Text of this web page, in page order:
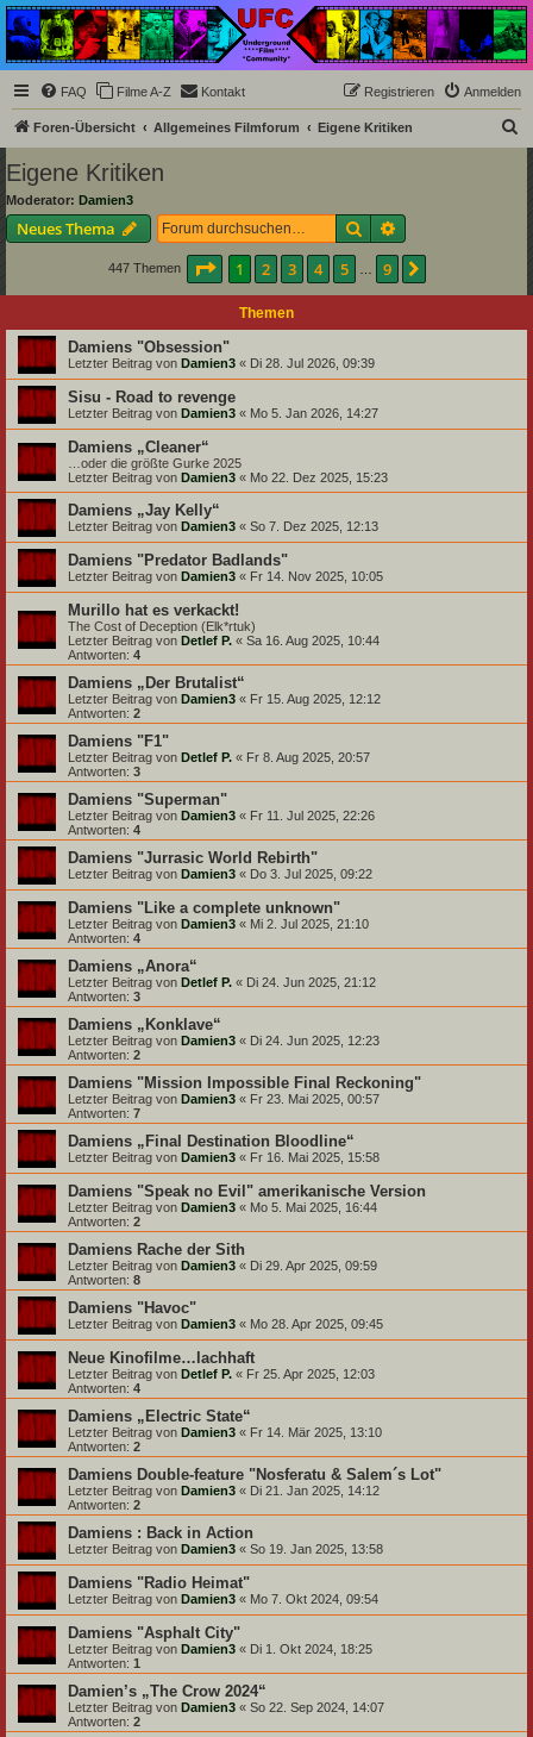
Underground Film
Community
Die Underground Film Community ist ein deutschsprachiges Filmforum und ein Paradies
für Cineasten und Filmsüchtige jenseits des Mainstreams.
FAQ Filme A-Z Kontakt Anmelden
Registrieren
Foren-Übersicht Allgemeines Filmforum Eigene Kritiken
Eigene Kritiken
Moderator: Damien3
Neues Thema Suche
447 Themen Seite 1von
1 2 3 4 5 9
Themen
Damiens "Obsession"
Letzter Beitrag von Damien3 « Di 28. Jul 2026, 09:39
Sisu - Road to revenge
Letzter Beitrag von Damien3 « Mo 5. Jan 2026, 14:27
Damiens „Cleaner“
…oder die größte Gurke 2025
Letzter Beitrag von Damien3 « Mo 22. Dez 2025, 15:23
Damiens „Jay Kelly“
Letzter Beitrag von Damien3 « So 7. Dez 2025, 12:13
Damiens "Predator Badlands"
Letzter Beitrag von Damien3 « Fr 14. Nov 2025, 10:05
Murillo hat es verkackt!
The Cost of Deception (Elk*rtuk)
Letzter Beitrag von Detlef P. « Sa 16. Aug 2025, 10:44
Antworten: 4
Damiens „Der Brutalist“
Letzter Beitrag von Damien3 « Fr 15. Aug 2025, 12:12
Antworten: 2
Damiens "F1"
Letzter Beitrag von Detlef P. « Fr 8. Aug 2025, 20:57
Antworten: 3
Damiens "Superman"
Letzter Beitrag von Damien3 « Fr 11. Jul 2025, 22:26
Antworten: 4
Damiens "Jurrasic World Rebirth"
Letzter Beitrag von Damien3 « Do 3. Jul 2025, 09:22
Damiens "Like a complete unknown"
Letzter Beitrag von Damien3 « Mi 2. Jul 2025, 21:10
Antworten: 4
Damiens „Anora“
Letzter Beitrag von Detlef P. « Di 24. Jun 2025, 21:12
Antworten: 3
Damiens „Konklave“
Letzter Beitrag von Damien3 « Di 24. Jun 2025, 12:23
Antworten: 2
Damiens "Mission Impossible Final Reckoning"
Letzter Beitrag von Damien3 « Fr 23. Mai 2025, 00:57
Antworten: 7
Damiens „Final Destination Bloodline“
Letzter Beitrag von Damien3 « Fr 16. Mai 2025, 15:58
Damiens "Speak no Evil" amerikanische Version
Letzter Beitrag von Damien3 « Mo 5. Mai 2025, 16:44
Antworten: 2
Damiens Rache der Sith
Letzter Beitrag von Damien3 « Di 29. Apr 2025, 09:59
Antworten: 8
Damiens "Havoc"
Letzter Beitrag von Damien3 « Mo 28. Apr 2025, 09:45
Neue Kinofilme…lachhaft
Letzter Beitrag von Detlef P. « Fr 25. Apr 2025, 12:03
Antworten: 4
Damiens „Electric State“
Letzter Beitrag von Damien3 « Fr 14. Mär 2025, 13:10
Antworten: 2
Damiens Double-feature "Nosferatu & Salem´s Lot"
Letzter Beitrag von Damien3 « Di 21. Jan 2025, 14:12
Antworten: 2
Damiens : Back in Action
Letzter Beitrag von Damien3 « So 19. Jan 2025, 13:58
Damiens "Radio Heimat"
Letzter Beitrag von Damien3 « Mo 7. Okt 2024, 09:54
Damiens "Asphalt City"
Letzter Beitrag von Damien3 « Di 1. Okt 2024, 18:25
Antworten: 1
Damien’s „The Crow 2024“
Letzter Beitrag von Damien3 « So 22. Sep 2024, 14:07
Antworten: 2